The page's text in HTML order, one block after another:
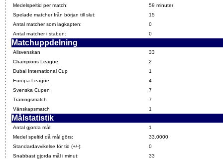
Medelspeltid per match:
59 minuter
Spelade matcher från början till slut:
15
Antal matcher som lagkapten:
0
Antal matcher i staben:
0
Matchuppdelning
Allsvenskan
33
Champions League
2
Dubai International Cup
1
Europa League
4
Svenska Cupen
7
Träningsmatch
7
Vänskapsmatch
1
Målstatistik
Antal gjorda mål:
1
Medel speltid då mål görs:
33.0000
Standardavvikelse för tid (+/-):
0
Snabbast gjorda mål i minut:
33